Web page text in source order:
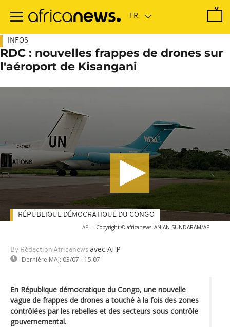
contenu
INFOS
RDC : nouvelles frappes de drones sur
l'aéroport de Kisangani
AP - Copyright © africanews ANJAN SUNDARAM/AP
By Rédaction Africanews avec AFP
Dernière MAJ: 03/07 - 15:07
RÉPUBLIQUE DÉMOCRATIQUE DU CONGO
En République démocratique du Congo, une nouvelle
vague de frappes de drones a touché à la fois des zones
contrôlées par les rebelles et des secteurs sous contrôle
gouvernemental.